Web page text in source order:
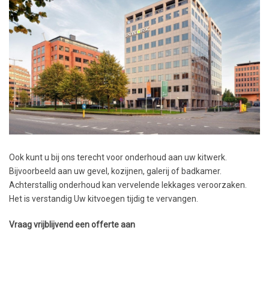
Ook kunt u bij ons terecht voor onderhoud aan uw kitwerk.
Bijvoorbeeld aan uw gevel, kozijnen, galerij of badkamer.
Achterstallig onderhoud kan vervelende lekkages veroorzaken.
Het is verstandig Uw kitvoegen tijdig te vervangen.
Vraag vrijblijvend een offerte aan